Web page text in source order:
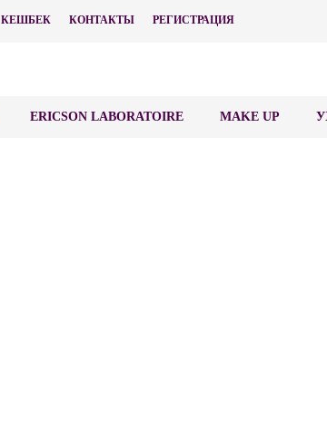
КЕШБЕК КОНТАКТЫ РЕГИСТРАЦИЯ
ERICSON LABORATOIRE MAKE UP